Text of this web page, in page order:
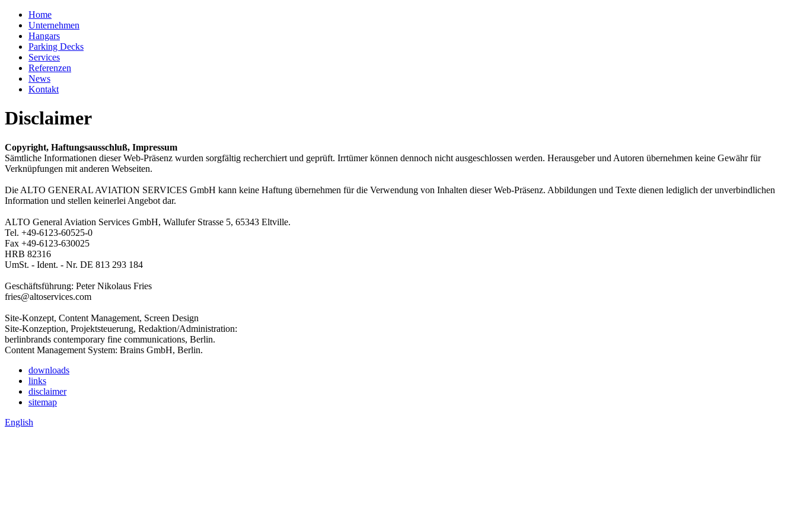
Home
Unternehmen
Hangars
Parking Decks
Services
Referenzen
News
Kontakt
Disclaimer
Copyright, Haftungsausschluß, Impressum
Sämtliche Informationen dieser Web-Präsenz wurden sorgfältig recherchiert und geprüft. Irrtümer können dennoch nicht ausgeschlossen werden. Herausgeber und Autoren übernehmen keine Gewähr für
Verknüpfungen mit anderen Webseiten.
Die ALTO GENERAL AVIATION SERVICES GmbH kann keine Haftung übernehmen für die Verwendung von Inhalten dieser Web-Präsenz. Abbildungen und Texte dienen lediglich der unverbindlichen
Information und stellen keinerlei Angebot dar.
ALTO General Aviation Services GmbH, Wallufer Strasse 5, 65343 Eltville.
Tel. +49-6123-60525-0
Fax +49-6123-630025
HRB 82316
UmSt. - Ident. - Nr. DE 813 293 184
Geschäftsführung: Peter Nikolaus Fries
fries@altoservices.com
Site-Konzept, Content Management, Screen Design
Site-Konzeption, Projektsteuerung, Redaktion/Administration:
berlinbrands contemporary fine communications, Berlin.
Content Management System: Brains GmbH, Berlin.
downloads
links
disclaimer
sitemap
English